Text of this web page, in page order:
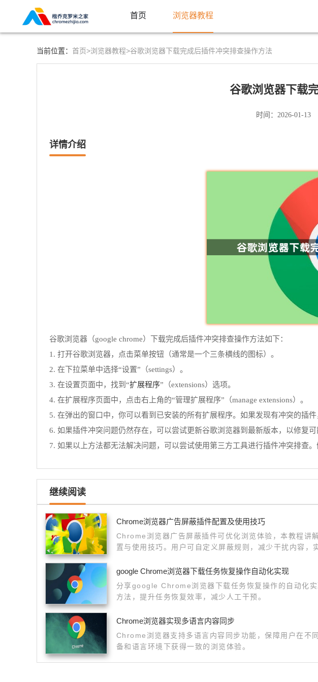
首页 浏览器教程
当前位置： 首页>浏览器教程>谷歌浏览器下载完成后插件冲突排查操作方法
谷歌浏览器下载
时间：2026-01-13
详情介绍
谷歌浏览器（google chrome）下载完成后插件冲突排查操作方法如下：
1. 打开谷歌浏览器，点击菜单按钮（通常是一个三条横线的图标）。
2. 在下拉菜单中选择“设置”（settings）。
3. 在设置页面中，找到“扩展程序”（extensions）选项。
4. 在扩展程序页面中，点击右上角的“管理扩展程序”（manage extensions）。
5. 在弹出的窗口中，你可以看到已安装的所有扩展程序。如果发现有冲突的插件
6. 如果插件冲突问题仍然存在，可以尝试更新谷歌浏览器到最新版本，以修复可
7. 如果以上方法都无法解决问题，可以尝试使用第三方工具进行插件冲突排查
继续阅读
Chrome浏览器广告屏蔽插件配置及使用技巧
Chrome浏览器广告屏蔽插件可优化浏览体验，本教程讲
置与使用技巧。用户可自定义屏蔽规则，减少干扰内容，
google Chrome浏览器下载任务恢复操作自动化实现
分享google Chrome浏览器下载任务恢复操作的自动化实
方法，提升任务恢复效率，减少人工干预。
Chrome浏览器实现多语言内容同步
Chrome浏览器支持多语言内容同步功能，保障用户在不
备和语言环境下获得一致的浏览体验。